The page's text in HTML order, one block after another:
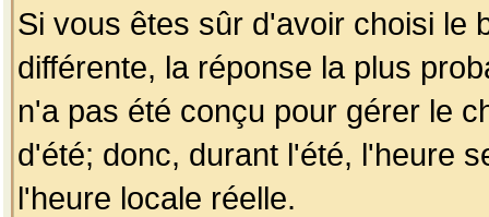
Si vous êtes sûr d'avoir choisi le
différente, la réponse la plus
n'a pas été conçu pour gérer le
d'été; donc, durant l'été, l'heure
l'heure locale réelle.